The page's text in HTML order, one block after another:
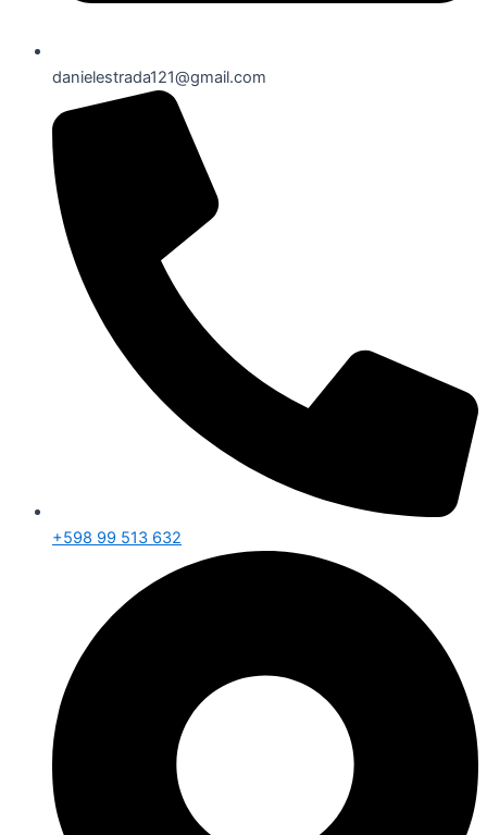
danielestrada121@gmail.com
+598 99 513 632